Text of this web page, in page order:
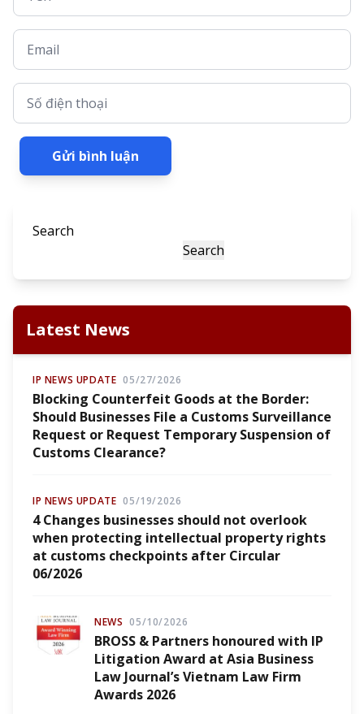
Email
Số điện thoại
Gửi bình luận
Search
Search
Latest News
IP NEWS UPDATE 05/27/2026
Blocking Counterfeit Goods at the Border:
Should Businesses File a Customs Surveillance
Request or Request Temporary Suspension of
Customs Clearance?
IP NEWS UPDATE 05/19/2026
4 Changes businesses should not overlook
when protecting intellectual property rights
at customs checkpoints after Circular
06/2026
NEWS 05/10/2026
BROSS & Partners honoured with IP
Litigation Award at Asia Business
Law Journal’s Vietnam Law Firm
Awards 2026